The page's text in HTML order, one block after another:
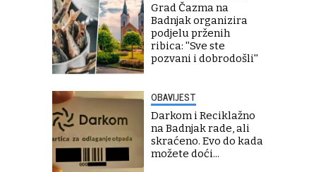
Grad Čazma na
Badnjak organizira
podjelu prženih
ribica: ''Sve ste
pozvani i dobrodošli''
OBAVIJEST
Darkom i Reciklažno
na Badnjak rade, ali
skraćeno. Evo do kada
možete doći...